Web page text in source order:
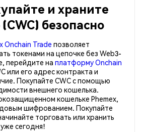
и храните
безопасно
Onchain Trade позволяет
токенами на цепочке без Web3-
перейдите на платформу Onchain
или его адрес контракта и
Покупайте CWC с помощью
внешнего кошелька.
кошельке Phemex,
шифрованием. Покупайте
торговать или хранить
сегодня!